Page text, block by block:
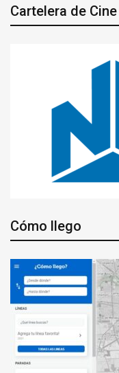
Cartelera de Cine
Cómo llego